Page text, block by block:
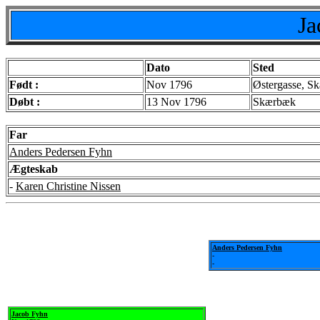
Dato
Sted
Født :
Nov 1796
Østergasse,
Døbt :
13 Nov 1796 Skærbæk
Far
Anders Pedersen Fyhn
Ægteskab
- Karen Christine Nissen
Jacob Fyhn
Anders Pedersen Fyhn
-
-